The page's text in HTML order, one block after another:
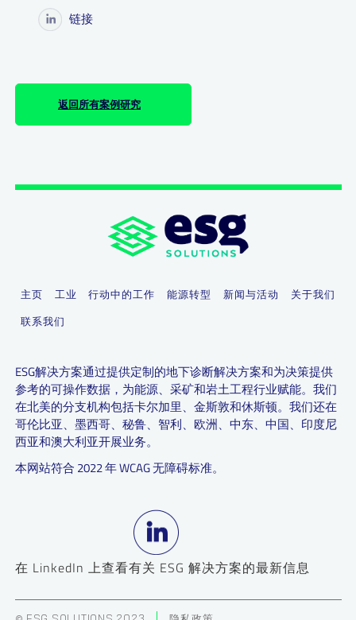
链接
返回所有案例研究
主页 工业 行动中的工作 能源转型 新闻与活动 关于我们
联系我们
ESG解决方案通过提供定制的地下诊断解决方案和为决策提供
参考的可操作数据，为能源、采矿和岩土工程行业赋能。我们
在北美的分支机构包括卡尔加里、金斯敦和休斯顿。我们还在
哥伦比亚、墨西哥、秘鲁、智利、欧洲、中东、中国、印度尼
西亚和澳大利亚开展业务。
本网站符合 2022 年 WCAG 无障碍标准。
在 LinkedIn 上查看有关 ESG 解决方案的最新信息